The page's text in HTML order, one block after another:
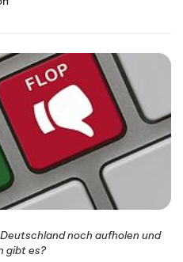
noch aufholen und
gibt es?